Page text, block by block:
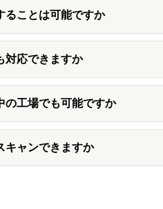
ることは可能ですか
対応できますか
の工場でも可能ですか
キャンできますか